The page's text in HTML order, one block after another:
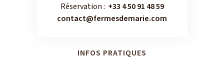
Réservation : +33 4 50 91 48 59
contact@fermesdemarie.com
INFOS PRATIQUES